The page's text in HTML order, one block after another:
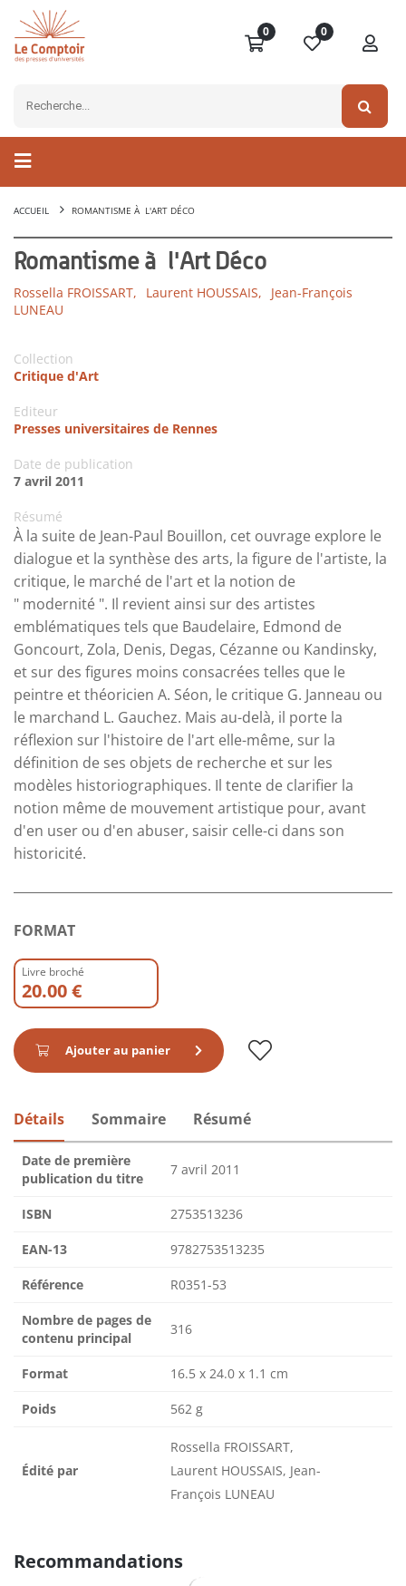
0 0
ACCUEIL ROMANTISME À L'ART DÉCO
Romantisme à l'Art Déco
Rossella FROISSART, Laurent HOUSSAIS,
Jean-François
LUNEAU
Collection
Critique d'Art
Editeur
Presses universitaires de Rennes
Date de publication
7 avril 2011
Résumé
À la suite de Jean-Paul Bouillon, cet ouvrage explore le
dialogue et la synthèse des arts, la figure de l'artiste, la
critique, le marché de l'art et la notion de
" modernité ". Il revient ainsi sur des artistes
emblématiques tels que Baudelaire, Edmond de
Goncourt, Zola, Denis, Degas, Cézanne ou Kandinsky,
et sur des figures moins consacrées telles que le
peintre et théoricien A. Séon, le critique G. Janneau ou
le marchand L. Gauchez. Mais au-delà, il porte la
réflexion sur l'histoire de l'art elle-même, sur la
définition de ses objets de recherche et sur les
modèles historiographiques. Il tente de clarifier la
notion même de mouvement artistique pour, avant
d'en user ou d'en abuser, saisir celle-ci dans son
historicité.
FORMAT
Livre broché
20.00 €
Ajouter au panier
Détails Sommaire Résumé
Date de première
publication du titre
7 avril 2011
ISBN 2753513236
EAN-13 9782753513235
Référence R0351-53
Nombre de pages de
contenu principal
316
Format 16.5 x 24.0 x 1.1 cm
Poids 562 g
Édité par
Rossella FROISSART,
Laurent HOUSSAIS, Jean-
François LUNEAU
Recommandations